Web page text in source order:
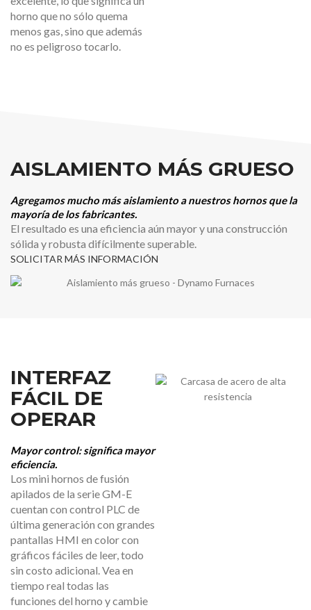
horno que no sólo quema
menos gas, sino que además
no es peligroso tocarlo.
AISLAMIENTO MÁS GRUESO
Agregamos mucho más aislamiento a nuestros hornos que la
mayoría de los fabricantes.
El resultado es una eficiencia aún mayor y una construcción
sólida y robusta difícilmente superable.
SOLICITAR MÁS INFORMACIÓN
INTERFAZ
FÁCIL DE
OPERAR
Mayor control: significa mayor
eficiencia.
Los mini hornos de fusión
apilados de la serie GM-E
cuentan con control PLC de
última generación con grandes
pantallas HMI en color con
gráficos fáciles de leer, todo
sin costo adicional. Vea en
tiempo real todas las
funciones del horno y cambie